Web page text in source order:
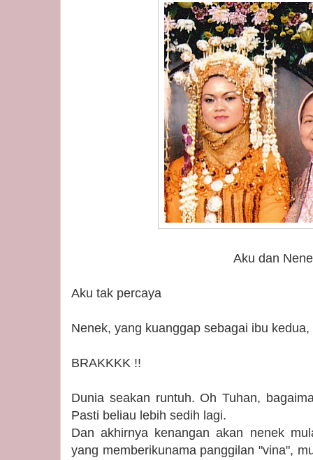
Aku dan
Aku tak percaya
Nenek, yang kuanggap sebagai ibu
BRAKKKK !!
Dunia seakan runtuh. Oh Tuhan,
Pasti beliau lebih sedih lagi.
Dan akhirnya kenangan akan nenek
yang memberikunama panggilan "vina",